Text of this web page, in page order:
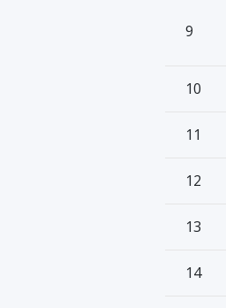
9
10
11
12
13
14